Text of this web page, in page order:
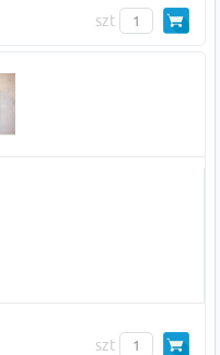
szt
szt